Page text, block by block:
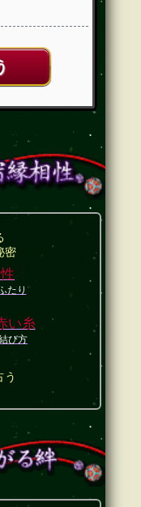
密
たり
い糸
び方
う